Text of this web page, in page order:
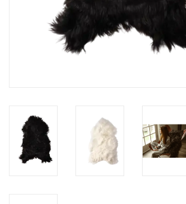
FREDERICIA 系列
Gift cards
STORIES 故事